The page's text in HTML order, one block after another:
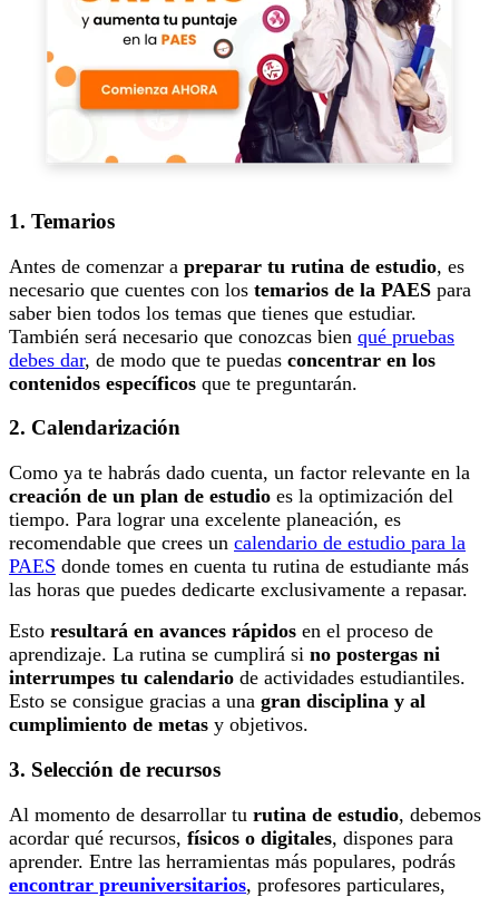
1. Temarios
Antes de comenzar a preparar tu rutina de estudio, es
necesario que cuentes con los temarios de la PAES para
saber bien todos los temas que tienes que estudiar.
También será necesario que conozcas bien qué pruebas
debes dar, de modo que te puedas concentrar en los
contenidos específicos que te preguntarán.
2. Calendarización
Como ya te habrás dado cuenta, un factor relevante en la
creación de un plan de estudio es la optimización del
tiempo. Para lograr una excelente planeación, es
recomendable que crees un calendario de estudio para la
PAES donde tomes en cuenta tu rutina de estudiante más
las horas que puedes dedicarte exclusivamente a repasar.
Esto resultará en avances rápidos en el proceso de
aprendizaje. La rutina se cumplirá si no postergas ni
interrumpes tu calendario de actividades estudiantiles.
Esto se consigue gracias a una gran disciplina y al
cumplimiento de metas y objetivos.
3. Selección de recursos
Al momento de desarrollar tu rutina de estudio, debemos
acordar qué recursos, físicos o digitales, dispones para
aprender. Entre las herramientas más populares, podrás
encontrar preuniversitarios, profesores particulares,